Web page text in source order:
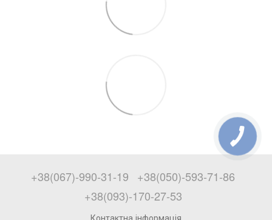
+38(067)-990-31-19
+38(050)-593-71-86
+38(093)-170-27-53
Контактна інформація